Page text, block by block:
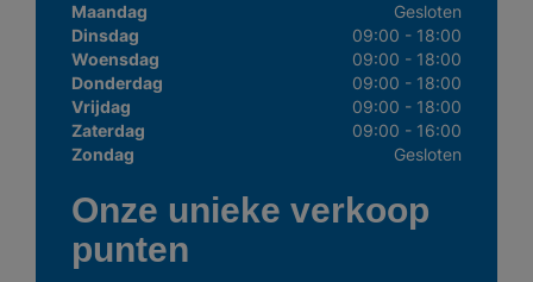
Maandag
Gesloten
Dinsdag
09:00 - 18:00
Woensdag
09:00 - 18:00
Donderdag
09:00 - 18:00
Vrijdag
09:00 - 18:00
Zaterdag
09:00 - 16:00
Zondag
Gesloten
Onze unieke verkoop
punten